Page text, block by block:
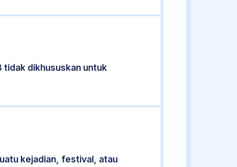
tidak dikhususkan untuk
kejadian, festival, atau